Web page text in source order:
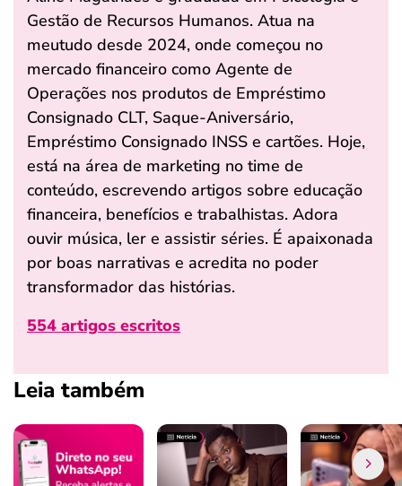
Gestão de Recursos Humanos. Atua na
meutudo desde 2024, onde começou no
mercado financeiro como Agente de
Operações nos produtos de Empréstimo
Consignado CLT, Saque-Aniversário,
Empréstimo Consignado INSS e cartões. Hoje,
está na área de marketing no time de
conteúdo, escrevendo artigos sobre educação
financeira, benefícios e trabalhistas. Adora
ouvir música, ler e assistir séries. É apaixonada
por boas narrativas e acredita no poder
transformador das histórias.
554 artigos escritos
Leia também